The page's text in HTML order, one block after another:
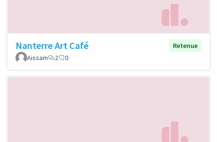
Nanterre Art Café
Retenue
Aissam
2 0